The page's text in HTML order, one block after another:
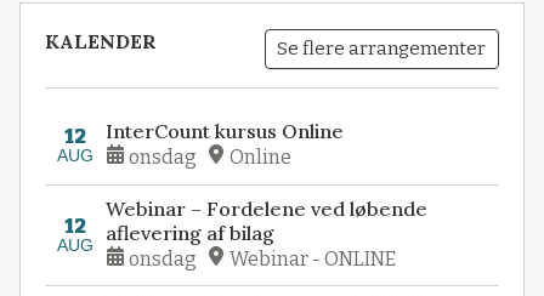
KALENDER Se flere arrangementer
12
AUG
InterCount kursus Online
onsdag Online
12
AUG
Webinar – Fordelene ved løbende
aflevering af bilag
onsdag Webinar - ONLINE